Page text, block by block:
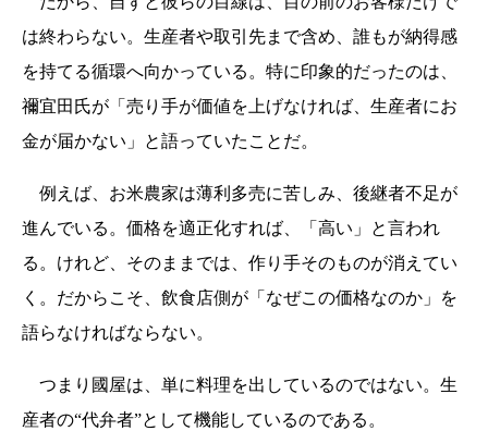
は終わらない。生産者や取引先まで含め、誰もが納得感
を持てる循環へ向かっている。特に印象的だったのは、
禰宜田氏が「売り手が価値を上げなければ、生産者にお
金が届かない」と語っていたことだ。
例えば、お米農家は薄利多売に苦しみ、後継者不足が
進んでいる。価格を適正化すれば、「高い」と言われ
る。けれど、そのままでは、作り手そのものが消えてい
く。だからこそ、飲食店側が「なぜこの価格なのか」を
語らなければならない。
つまり國屋は、単に料理を出しているのではない。生
産者の“代弁者”として機能しているのである。